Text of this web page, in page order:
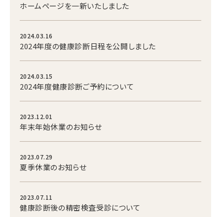
ホームページを一新いたしました
2024.03.16
2024年度の健康診断日程を公開しました
2024.03.15
2024年度健康診断ご予約について
2023.12.01
年末年始休業のお知らせ
2023.07.29
夏季休業のお知らせ
2023.07.11
健康診断後の精密検査受診について